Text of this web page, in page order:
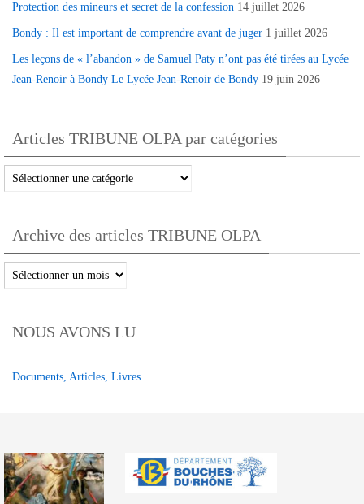
Protection des mineurs et secret de la confession 14 juillet 2026
Bondy : Il est important de comprendre avant de juger 1 juillet 2026
Les leçons de « l’abandon » de Samuel Paty n’ont pas été tirées au Lycée
Jean-Renoir à Bondy Le Lycée Jean-Renoir de Bondy 19 juin 2026
Articles TRIBUNE OLPA par catégories
Articles
TRIBUNE
par
catégories
Archive des articles TRIBUNE OLPA
Archive
des
TRIBUNE
OLPA
NOUS AVONS LU
Documents, Articles, Livres